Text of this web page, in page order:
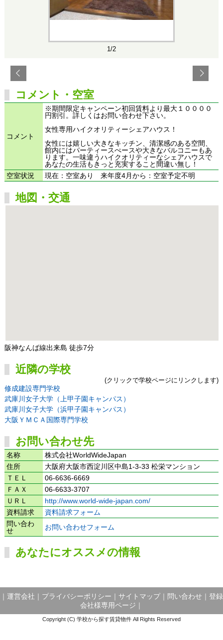
1/2
コメント・空室
コメント
※期間限定キャンペーン初回賃料より最大１００００
円割引。詳しくはお問い合わせ下さい。
女性専用ハイクオリティーシェアハウス！
女性には嬉しい大きなキッチン、清潔感のある空間、
館内にはパーティースぺースや大きなバルコニーもあ
ります。一味違うハイクオリティーなシェアハウスで
あなたの生活もきっと充実すること間違い無し！
空室状況
現在：空室あり 来年度4月から：空室予定不明
地図・交通
阪神なんば線出来島 徒歩7分
近隣の学校
(クリックで学校ページにリンクします)
修成建設専門学校
武庫川女子大学（上甲子園キャンパス）
武庫川女子大学（浜甲子園キャンパス）
大阪ＹＭＣＡ国際専門学校
お問い合わせ先
名称
株式会社WorldWideJapan
住所
大阪府大阪市西淀川区中島1-3-33 松栄マンション
ＴＥＬ
06-6636-6669
ＦＡＸ
06-6633-3707
ＵＲＬ
http://www.world-wide-japan.com/
資料請求
資料請求フォーム
問い合わ
せ
お問い合わせフォーム
あなたにオススメの情報
運営会社 プライバシーポリシー サイトマップ｜ 問い合わせ
登録
会社様専用ページ
Copyright (C) 学校から探す賃貸物件 All Rights Reserved